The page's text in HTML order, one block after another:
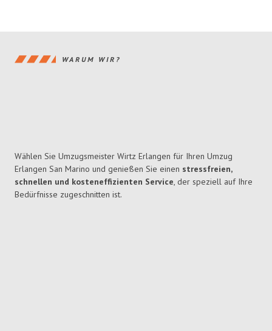
WARUM WIR?
Wählen Sie Umzugsmeister Wirtz Erlangen für Ihren Umzug
Erlangen San Marino und genießen Sie einen stressfreien,
schnellen und kosteneffizienten Service, der speziell auf Ihre
Bedürfnisse zugeschnitten ist.